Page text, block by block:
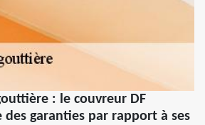
: le couvreur DF
des garanties par rapport à ses